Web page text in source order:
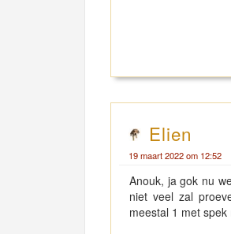
Elien
19 maart 2022 om 12:52
Anouk, ja gok nu
niet veel zal
meestal 1 met